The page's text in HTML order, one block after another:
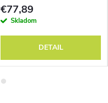
€77,89
Skladom
DETAIL